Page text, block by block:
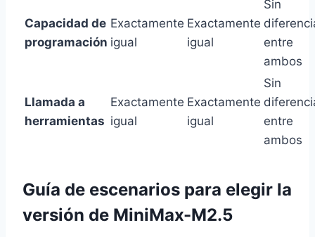
Capacidad de
programación
Exactamente
igual
Exactamente
igual
Sin
entre
ambos
Llamada a
herramientas
Exactamente
igual
Exactamente
igual
Sin
entre
ambos
Guía de escenarios para elegir la
versión de MiniMax-M2.5